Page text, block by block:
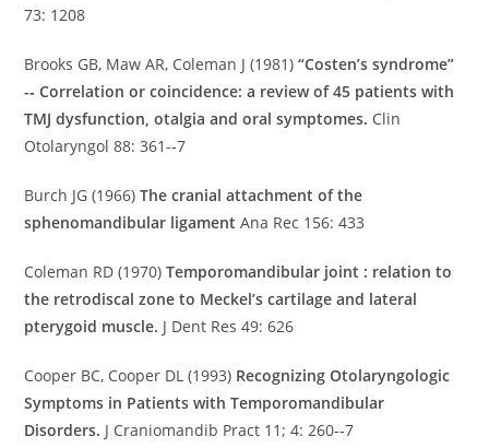
73: 1208
Brooks GB, Maw AR, Coleman J (1981)“Costen’s syndrome”
-­‐ Correlation or coincidence: a review of 45 patients with
TMJ dysfunction, otalgia and oral symptomes. Clin
Otolaryngol 88: 361-­‐7
Burch JG (1966)The cranial attachment of the
sphenomandibular ligament Ana Rec 156: 433
Coleman RD (1970)Temporomandibular joint : relation to
the retrodiscal zone to Meckel’s cartilage and lateral
pterygoid muscle. J Dent Res 49: 626
Cooper BC, Cooper DL (1993) Recognizing Otolaryngologic
Symptoms in Patients with Temporomandibular
Disorders. J Craniomandib Pract 11; 4: 260-­‐7